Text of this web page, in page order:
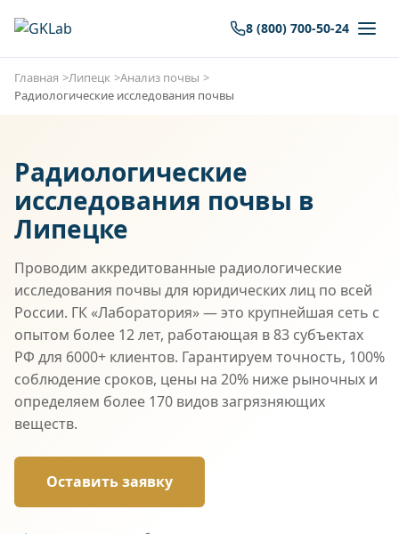
8 (800) 700-50-24
Главная Липецк
Анализ почвы
Радиологические исследования почвы
Радиологические
исследования почвы в
Липецке
Проводим аккредитованные радиологические
исследования почвы для юридических лиц по всей
России. ГК «Лаборатория» — это крупнейшая сеть с
опытом более 12 лет, работающая в 83 субъектах
РФ для 6000+ клиентов. Гарантируем точность, 100%
соблюдение сроков, цены на 20% ниже рыночных и
определяем более 170 видов загрязняющих
веществ.
Оставить заявку